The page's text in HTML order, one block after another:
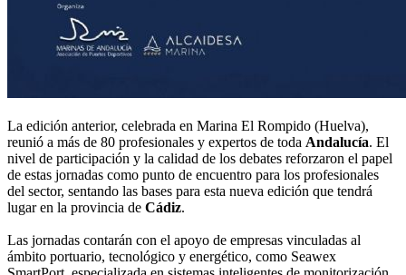
La edición anterior, celebrada en Marina El Rompido (Huelva),
reunió a más de 80 profesionales y expertos de toda Andalucía. El
nivel de participación y la calidad de los debates reforzaron el papel
de estas jornadas como punto de encuentro para los profesionales
del sector, sentando las bases para esta nueva edición que tendrá
lugar en la provincia de Cádiz.
Las jornadas contarán con el apoyo de empresas vinculadas al
ámbito portuario, tecnológico y energético, como Seawex